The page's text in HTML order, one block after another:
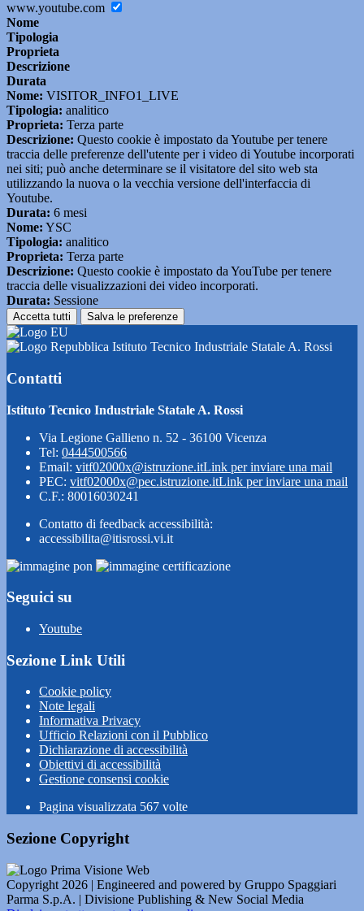
www.youtube.com
Nome
Tipologia
Proprieta
Descrizione
Durata
Nome: VISITOR_INFO1_LIVE
Tipologia: analitico
Proprieta: Terza parte
Descrizione: Questo cookie è impostato da Youtube per tenere
traccia delle preferenze dell'utente per i video di Youtube incorporati
nei siti; può anche determinare se il visitatore del sito web sta
utilizzando la nuova o la vecchia versione dell'interfaccia di
Youtube.
Durata: 6 mesi
Nome: YSC
Tipologia: analitico
Proprieta: Terza parte
Descrizione: Questo cookie è impostato da YouTube per tenere
traccia delle visualizzazioni dei video incorporati.
Durata: Sessione
Accetta tutti Salva le preferenze
Istituto Tecnico Industriale Statale A. Rossi
Contatti
Istituto Tecnico Industriale Statale A. Rossi
Via Legione Gallieno n. 52 - 36100 Vicenza
Tel: 0444500566
Email: vitf02000x@istruzione.itLink per inviare una mail
PEC: vitf02000x@pec.istruzione.itLink per inviare una mail
C.F.: 80016030241
Contatto di feedback accessibilità:
accessibilita@itisrossi.vi.it
Seguici su
Youtube
Sezione Link Utili
Cookie policy
Note legali
Informativa Privacy
Ufficio Relazioni con il Pubblico
Dichiarazione di accessibilità
Obiettivi di accessibilità
Gestione consensi cookie
Pagina visualizzata 567 volte
Sezione Copyright
Copyright 2026 | Engineered and powered by Gruppo Spaggiari
Parma S.p.A. | Divisione Publishing & New Social Media